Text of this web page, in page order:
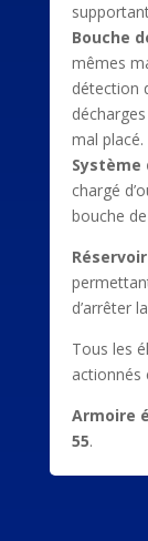
Bouche
mêmes
détection
mal placé.
Système
chargé
bouche
d’arrêter
Tous les
actionnés
Armoire
55.